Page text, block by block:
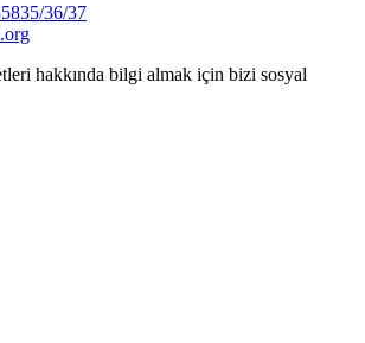
36/37
hakkında bilgi almak için bizi sosyal